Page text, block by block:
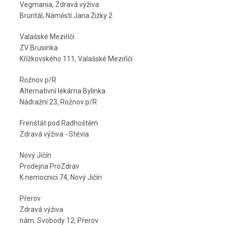
Vegmania, Zdravá výživa
Bruntál, Náměstí Jana Žižky 2
Valašské Meziříčí
ZV Brusinka
Křížkovského 111, Valašské Meziříčí
Rožnov p/R
Alternativní lékárna Bylinka
Nádražní 23, Rožnov p/R
Frenštát pod Radhoštěm
Zdravá výživa - Stévia
Nový Jičín
Prodejna ProZdrav
K nemocnici 74, Nový Jičín
Přerov
Zdravá výživa
nám. Svobody 12, Přerov